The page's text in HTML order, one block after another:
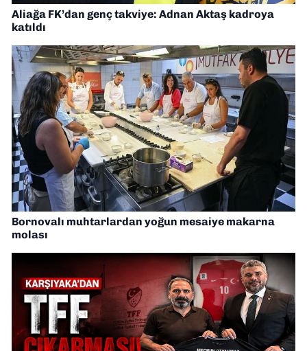
Aliağa FK’dan genç takviye: Adnan Aktaş kadroya
katıldı
Bornovalı muhtarlardan yoğun mesaiye makarna
molası